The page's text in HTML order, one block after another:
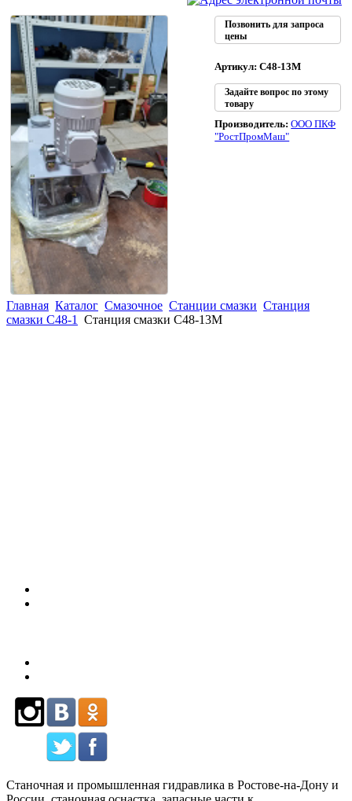
Позвонить для запроса
цены
Артикул: С48-13М
Задайте вопрос по этому
товару
Производитель:ООО ПКФ
"РостПромМаш"
Главная Каталог Смазочное Станции смазки Станция
смазки С48-1
Станция смазки С48-13М
Станочная и промышленная гидравлика в Ростове-на-Дону и